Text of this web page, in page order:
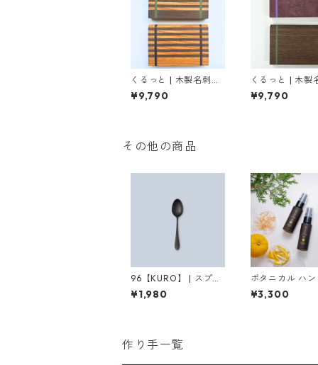
くるっと | 木製名刺入
れ（ボーダーデザイ
ン）
¥9,790
くるっと | 木製
れ（外国産材）
¥9,790
その他の商品
96【KURO】 | スプー
ン大（つやつや/ざら
ざら）
¥1,980
ボタニカル ハ
スクスプレー（
子セット）
¥3,300
作り手一覧